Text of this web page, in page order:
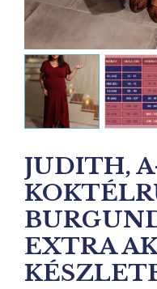
JUDITH,
EXTRA